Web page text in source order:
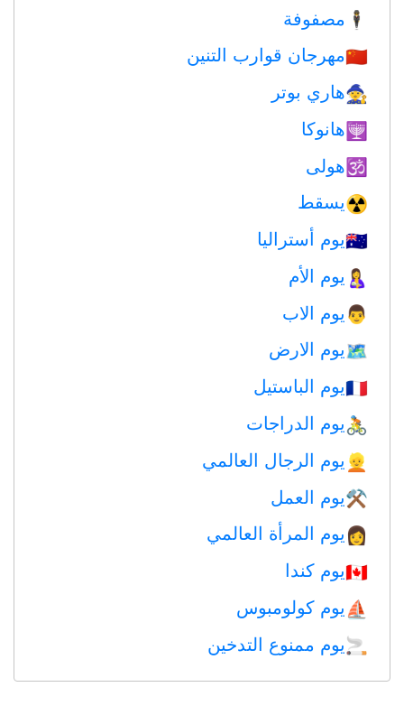
🕴️ مصفوفة
🇨🇳مهرجان قوارب التنين
🧙هاري بوتر
🕎هانوكا
🕉هولى
☢️يسقط
🇦🇺يوم أستراليا
🤱 يوم الأم
👨 يوم الاب
🗺️يوم الارض
🇫🇷يوم الباستيل
🚴يوم الدراجات
👱 يوم الرجال العالمي
⚒️يوم العمل
👩 يوم المرأة العالمي
🇨🇦يوم كندا
⛵️ يوم كولومبوس
🚬يوم ممنوع التدخين